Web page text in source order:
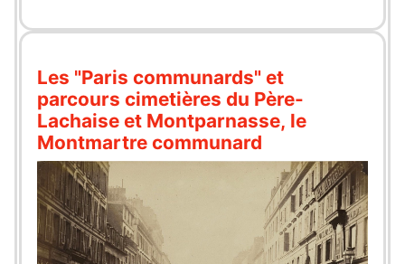
Les "Paris communards" et
parcours cimetières du Père-
Lachaise et Montparnasse, le
Montmartre communard